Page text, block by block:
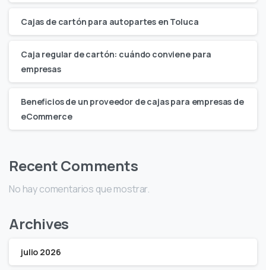
Cajas de cartón para autopartes en Toluca
Caja regular de cartón: cuándo conviene para
empresas
Beneficios de un proveedor de cajas para empresas de
eCommerce
Recent Comments
No hay comentarios que mostrar.
Archives
julio 2026